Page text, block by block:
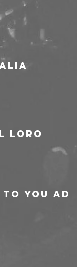
loro
You ad